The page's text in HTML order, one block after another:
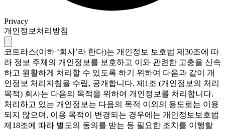
Privacy
개인정보처리방침
코트라스(이하 ‘회사’라 한다)는 개인정보 보호법 제30조에 따
라 정보 주체의 개인정보를 보호하고 이와 관련한 고충을 신속
하고 원활하게 처리할 수 있도록 하기 위하여 다음과 같이 개
인정보 처리지침을 수립, 공개합니다. 제1조 (개인정보의 처리
목적) 회사는 다음의 목적을 위하여 개인정보를 처리합니다.
처리하고 있는 개인정보는 다음의 목적 이외의 용도로는 이용
되지 않으며, 이용 목적이 변경되는 경우에는 개인정보보호법
제18조에 따라 별도의 동의를 받는 등 필요한 조치를 이행할